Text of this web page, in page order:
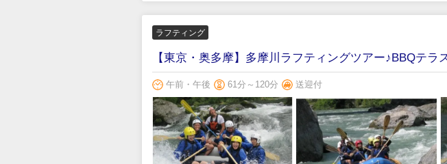
ラフティング
【東京・奥多摩】多摩川ラフティングツアー♪BBQテ
午前・午後 61分～120分 送迎付